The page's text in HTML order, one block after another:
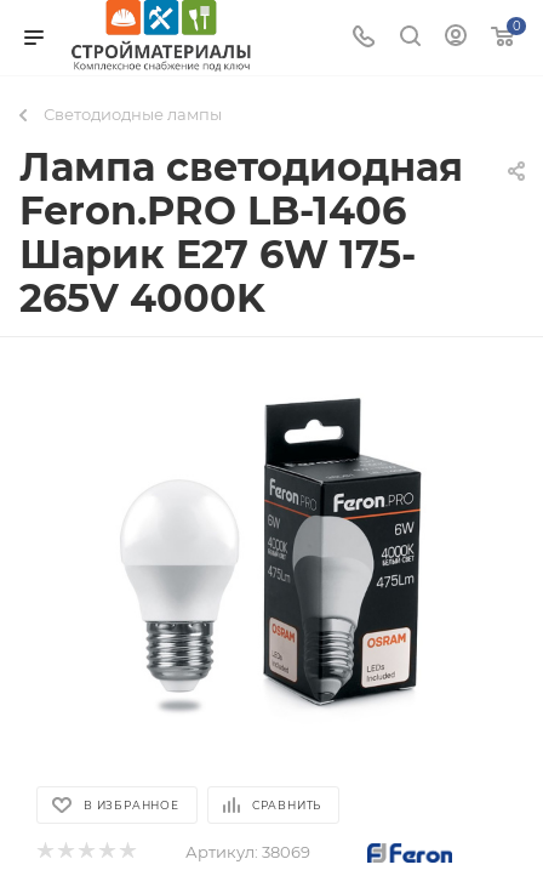
0
Светодиодные лампы
Лампа светодиодная
Feron.PRO LB-1406
Шарик E27 6W 175-
265V 4000K
В ИЗБРАННОЕ СРАВНИТЬ
Артикул: 38069